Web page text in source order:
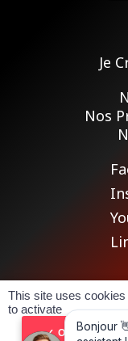
Je
Nos
Pour les trajets
This site uses
to activate
OK, ACCEPT